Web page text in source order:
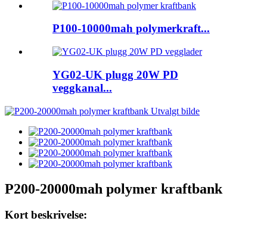
P100-10000mah polymerkraft...
YG02-UK plugg 20W PD
veggkanal...
P200-20000mah polymer kraftbank
Kort beskrivelse: